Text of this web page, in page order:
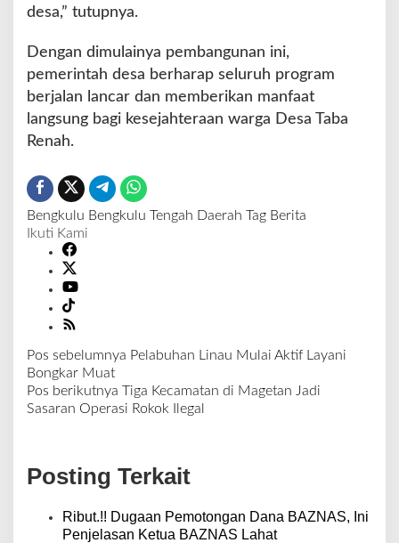
desa,” tutupnya.
Dengan dimulainya pembangunan ini,
pemerintah desa berharap seluruh program
berjalan lancar dan memberikan manfaat
langsung bagi kesejahteraan warga Desa Taba
Renah.
Bengkulu Bengkulu Tengah Daerah Tag Berita
Ikuti Kami
N
a
v
a
s
Pos sebelumnya Pelabuhan Linau Mulai Aktif Layani
Bongkar Muat
Pos berikutnya Tiga Kecamatan di Magetan Jadi
Sasaran Operasi Rokok Ilegal
Posting Terkait
Ribut.!! Dugaan Pemotongan Dana BAZNAS, Ini
Penjelasan Ketua BAZNAS Lahat